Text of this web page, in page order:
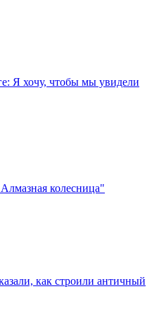
Я хочу, чтобы мы увидели
колесница"
как строили античный